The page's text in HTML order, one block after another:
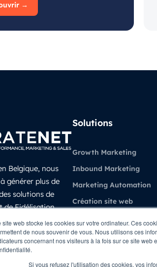
site web stocke les cookies sur votre ordinateur. Ces
de nous souvenir de vous. Nous utilisons ces
concernant nos visiteurs à la fois sur ce site
Si vous refusez l'utilisation des cookies, vos
→
Belgique, nous
générer plus de
solutions de
de Fidélisation
et mesurable avec
Solutions
Growth Marketing
Inbound Marketing
Marketing Automation
Création site web
Experience Client